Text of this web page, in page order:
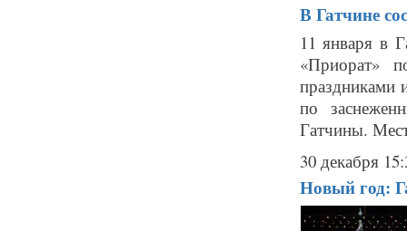
В Гатчине
11 января в
«Приорат»
праздниками
по
Гатчины.
30 декабря
Новый год: